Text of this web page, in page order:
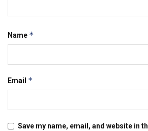
Name *
Email *
Save my name, email, and website in